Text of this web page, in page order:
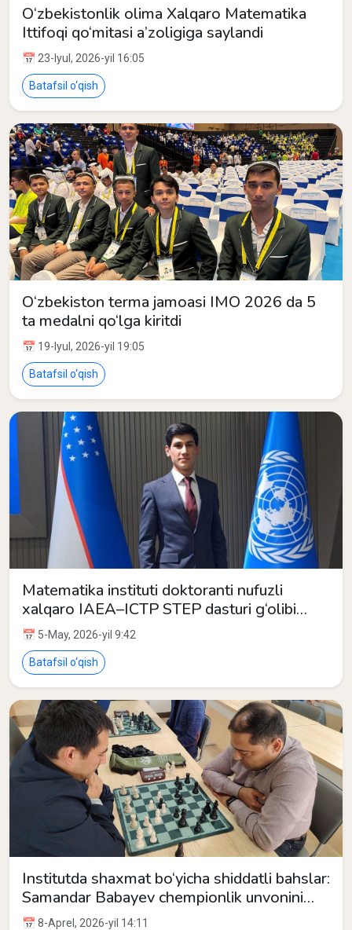
O‘zbekistonlik olima Xalqaro Matematika
Ittifoqi qo‘mitasi a’zoligiga saylandi
📅 23-Iyul, 2026-yil 16:05
Batafsil o‘qish
O‘zbekiston terma jamoasi IMO 2026 da 5
ta medalni qo‘lga kiritdi
📅 19-Iyul, 2026-yil 19:05
Batafsil o‘qish
Matematika instituti doktoranti nufuzli
xalqaro IAEA–ICTP STEP dasturi g‘olibi
bo‘ldi
📅 5-May, 2026-yil 9:42
Batafsil o‘qish
Institutda shaxmat bo‘yicha shiddatli bahslar:
Samandar Babayev chempionlik unvonini
himoya qildi
📅 8-Aprel, 2026-yil 14:11